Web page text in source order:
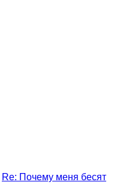
Re: Почему меня бесят